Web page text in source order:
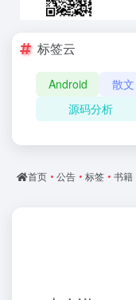
标签云
Android 散文
源码分析
首页 • 公告 • 标签 • 书籍